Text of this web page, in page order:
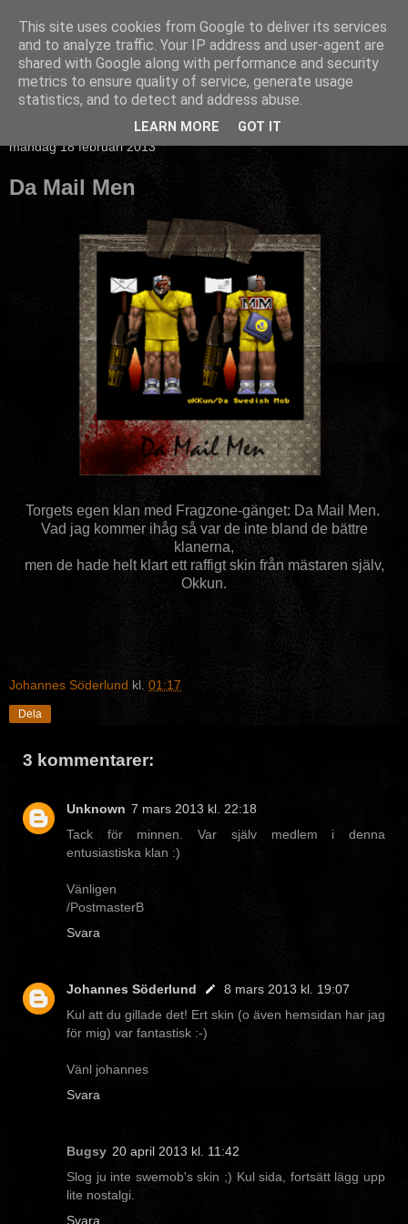
måndag 18 februari 2013
Da Mail Men
Torgets egen klan med Fragzone-gänget: Da Mail Men.
Vad jag kommer ihåg så var de inte bland de bättre
klanerna,
men de hade helt klart ett raffigt skin från mästaren själv,
Okkun.
Johannes Söderlund kl. 01:17
Dela
3 kommentarer:
Unknown 7 mars 2013 kl. 22:18
Tack för minnen. Var själv medlem i denna
entusiastiska klan :)
Vänligen
/PostmasterB
Svara
Johannes Söderlund
8 mars 2013 kl. 19:07
Kul att du gillade det! Ert skin (o även hemsidan har jag
för mig) var fantastisk :-)
Vänl johannes
Svara
Bugsy 20 april 2013 kl. 11:42
Slog ju inte swemob's skin ;) Kul sida, fortsätt lägg upp
lite nostalgi.
Svara
This site uses cookies from Google to deliver its services
and to analyze traffic. Your IP address and user-agent are
shared with Google along with performance and security
metrics to ensure quality of service, generate usage
statistics, and to detect and address abuse.
LEARN MORE GOT IT